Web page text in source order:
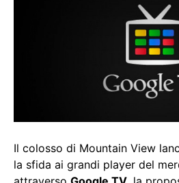
Il colosso di Mountain View
la sfida ai grandi player del